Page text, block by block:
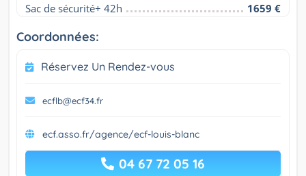
Sac de sécurité+ 42h
1659 €
Coordonnées:
Réservez Un Rendez-vous
ecflb@ecf34.fr
ecf.asso.fr/agence/ecf-louis-blanc
04 67 72 05 16